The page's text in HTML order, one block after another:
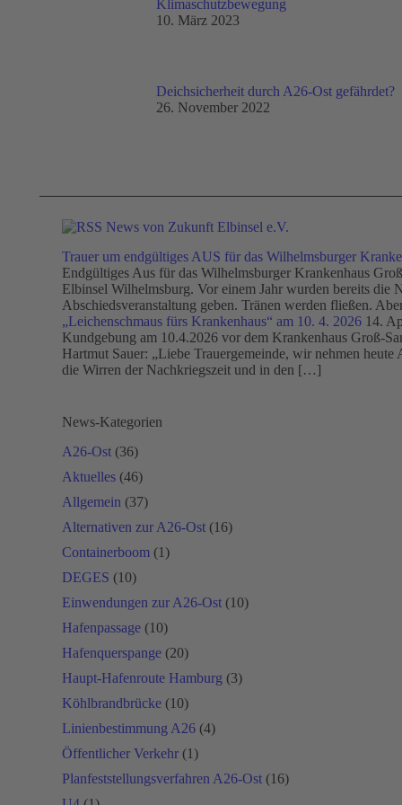
Klimaschutzbewegung
10. März 2023
Deichsicherheit durch A26-Ost gefährdet?
26. November 2022
News von Zukunft Elbinsel e.V.
Trauer um endgültiges AUS für das Wilhelmsburger
Endgültiges Aus für das Wilhelmsburger Krankenhaus
Elbinsel Wilhelmsburg. Vor einem Jahr wurden bereits die
Abschiedsveranstaltung geben. Tränen werden fließen.
„Leichenschmaus fürs Krankenhaus“ am 10. 4. 2026 14.
Kundgebung am 10.4.2026 vor dem Krankenhaus Groß-
Hartmut Sauer: „Liebe Trauergemeinde, wir nehmen
die Wirren der Nachkriegszeit und in den […]
News-Kategorien
A26-Ost (36)
Aktuelles (46)
Allgemein (37)
Alternativen zur A26-Ost (16)
Containerboom (1)
DEGES (10)
Einwendungen zur A26-Ost (10)
Hafenpassage (10)
Hafenquerspange (20)
Haupt-Hafenroute Hamburg (3)
Köhlbrandbrücke (10)
Linienbestimmung A26 (4)
Öffentlicher Verkehr (1)
Planfeststellungsverfahren A26-Ost (16)